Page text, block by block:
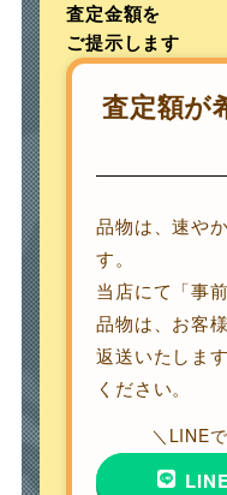
査定金額を
ご提示します
査定額が
品物は、速や
す。
当店にて「事
品物は、お客
返送いたしま
ください。
＼LINE